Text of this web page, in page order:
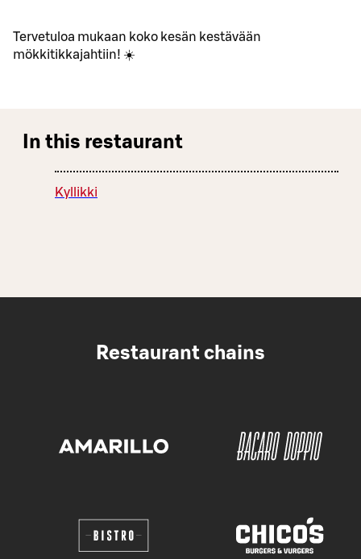
Tervetuloa mukaan koko kesän kestävään
mökkitikkajahtiin! ☀️
In this restaurant
Kyllikki
Restaurant chains